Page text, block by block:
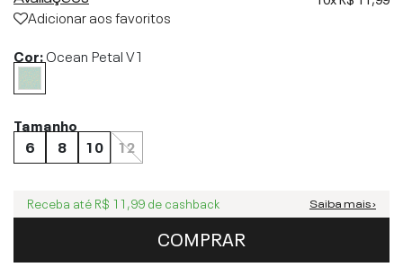
Adicionar aos favoritos
Cor:Ocean Petal V1
Tamanho
6
8 10 12
Receba até R$ 11,99 de cashback Saiba mais ›
COMPRAR